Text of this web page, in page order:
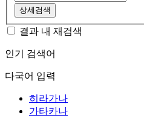
상세검색
결과 내 재검색
인기 검색어
다국어 입력
히라가나
가타카나